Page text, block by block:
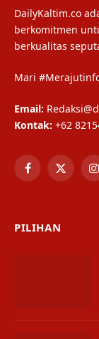
DailyKaltim.co
berkomitmen
berkualitas
Mari
Email:
Kontak: +62
Facebook
X
PILIHAN